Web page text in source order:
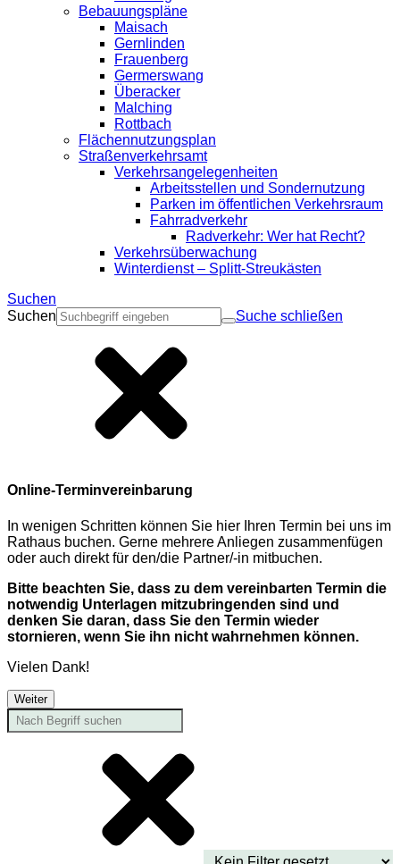
Bebauungspläne
Maisach
Gernlinden
Frauenberg
Germerswang
Überacker
Malching
Rottbach
Flächennutzungsplan
Straßenverkehrsamt
Verkehrsangelegenheiten
Arbeitsstellen und Sondernutzung
Parken im öffentlichen Verkehrsraum
Fahrradverkehr
Radverkehr: Wer hat Recht?
Verkehrsüberwachung
Winterdienst – Splitt-Streukästen
Suchen
Suchen
Suche schließen
Online-Terminvereinbarung
In wenigen Schritten können Sie hier Ihren Termin bei uns im
Rathaus buchen. Gerne mehrere Anliegen zusammenfügen
oder auch direkt für den/die Partner/-in mitbuchen.
Bitte beachten Sie, dass zu dem vereinbarten Termin die
notwendig Unterlagen mitzubringenden sind und
denken Sie daran, dass Sie den Termin wieder
stornieren, wenn Sie ihn nicht wahrnehmen können.
Vielen Dank!
Weiter